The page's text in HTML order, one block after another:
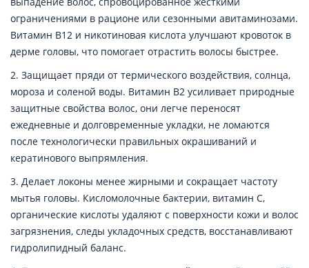
ограничениями в рационе или сезонными авитаминозами.
Витамин В12 и никотиновая кислота улучшают кровоток в
дерме головы, что помогает отрастить волосы быстрее.
2. Защищает пряди от термического воздействия, солнца,
мороза и соленой воды. Витамин В2 усиливает природные
защитные свойства волос, они легче переносят
ежедневные и долговременные укладки, не ломаются
после технологически правильных окрашиваний и
кератинового выпрямления.
3. Делает локоны менее жирными и сокращает частоту
мытья головы. Кисломолочные бактерии, витамин С,
органические кислоты удаляют с поверхности кожи и волос
загрязнения, следы укладочных средств, восстанавливают
гидролипидный баланс.